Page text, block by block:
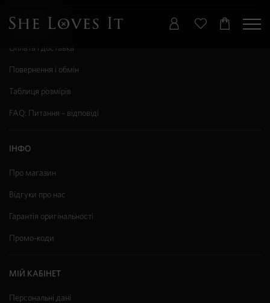
ДОПОМОГА
Оплата і доставка
Повернення і обмін
Таблиця розмірів
FAQ: Питання – відповіді
ІНФО
Про магазин
Відгуки про нас
Гарантія оригінальності
Промо-коди
МІЙ КАБІНЕТ
Персональні дані